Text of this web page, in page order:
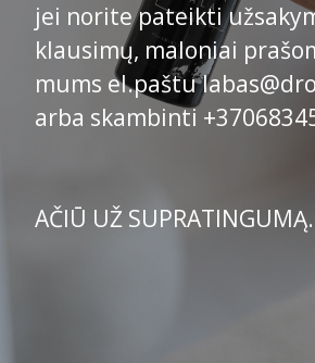
jei norite pateikti
klausimų, maloniai
mums el.paštu
arba skambinti
AČIŪ UŽ SUPRATINGUMĄ.